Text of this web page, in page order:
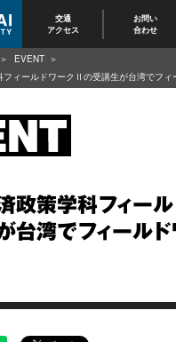
交通
アクセス
お問い
合わせ
政策学科フィー
台湾でフィール
EVENT
フィールドワークⅡの受講生が台湾でフィ